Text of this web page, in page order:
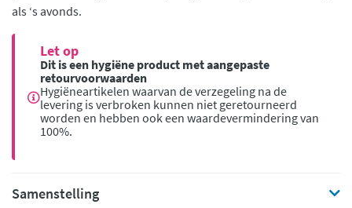
als ‘s avonds.
Let op
Dit is een hygiëne product met aangepaste
retourvoorwaarden
Hygiëneartikelen waarvan de verzegeling na de
levering is verbroken kunnen niet geretourneerd
worden en hebben ook een waardevermindering van
100%.
Samenstelling